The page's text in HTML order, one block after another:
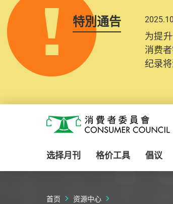
特別通告
为提
消费
纪录
消费者委员会
选择月刊 格价工具 倡议
首页 资源中心